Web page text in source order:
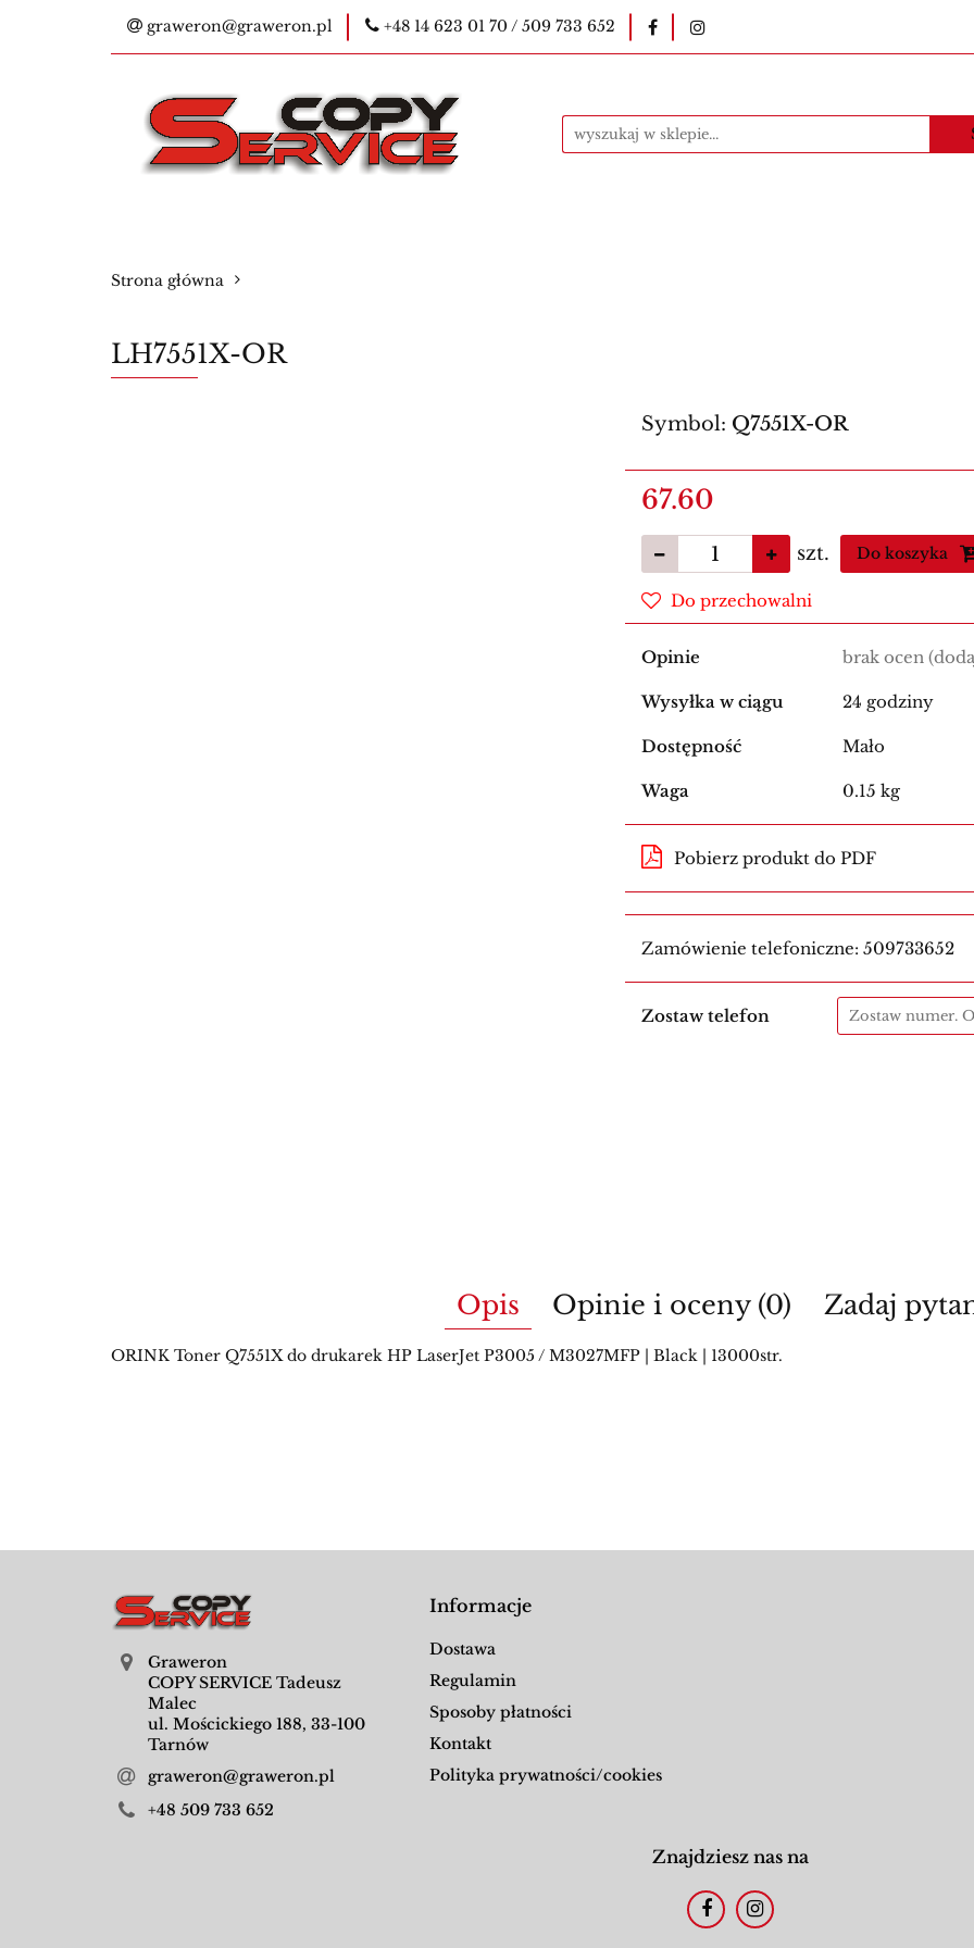
graweron@graweron.pl +48 14 623 01 70 / 509 733 652
Materiały eksploatacyjne
Kontakt Kserokopiarki Pieczątki
E-legitymacje nauczycielskie Kawa Materiały eksploatacyjne
Strona główna
LH7551X-OR
Symbol: Q7551X-OR
67.60
szt. Do koszyka
Do przechowalni
Opinie brak ocen
Wysyłka w ciągu 24 godziny
Dostępność Mało
Waga 0.15 kg
Pobierz produkt do PDF
Zamówienie telefoniczne: 509733652
Zostaw telefon
Opis Opinie i oceny (0) Zadaj
ORINK Toner Q7551X do drukarek HP LaserJet P3005 / M3027MFP | Black | 13000str.
Graweron
COPY SERVICE Tadeusz
Malec
ul. Mościckiego 188, 33-100
Tarnów
graweron@graweron.pl
+48 509 733 652
Informacje
Dostawa
Regulamin
Sposoby płatności
Kontakt
Polityka prywatności/cookies
Znajdziesz nas na